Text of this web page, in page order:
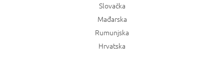
Slovačka
Mađarska
Rumunjska
Hrvatska